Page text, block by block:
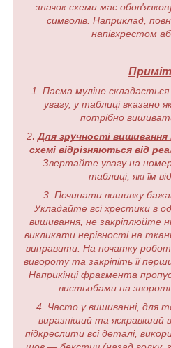
значок схеми має
символів. Наприклад,
напівхрестом
1. Пасма муліне
увагу, у таблиці вказано
потрібно
2. Для зручності
схемі відрізняються від
Звертайте увагу на
таблиці, які їм
3. Починати вишивку
Укладайте всі хрестики в
вишивання, не закріплюйте
викликати нерівності на
виправити. На початку
вивороту та закріпіть її
Наприкінці фрагмента
вистьобами на
4. Часто у вишиванні, для
виразніший та яскравіший
підкреслити всі деталі,